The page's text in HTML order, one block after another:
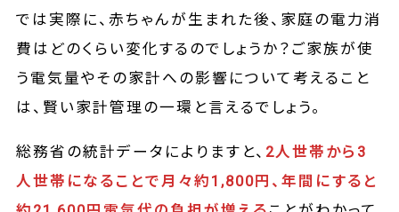
では実際に、赤ちゃんが生まれた後、家庭の電力消
費はどのくらい変化するのでしょうか？ご家族が使
う電気量やその家計への影響について考えること
は、賢い家計管理の一環と言えるでしょう。
総務省の統計データによりますと、 2人世帯から3
人世帯になることで月々約1,800円、年間にすると